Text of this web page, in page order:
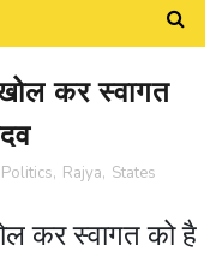
कर स्वागत
Politics, Rajya, States
कर स्वागत को है